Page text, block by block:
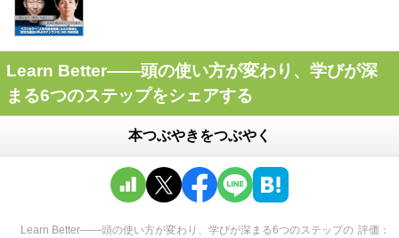
Learn Better――頭の使い方が変わり、学びが深
まる6つのステップをシェアする
本つぶやきをつぶやく
Learn Better――頭の使い方が変わり、学びが深まる6つのステップの 評価